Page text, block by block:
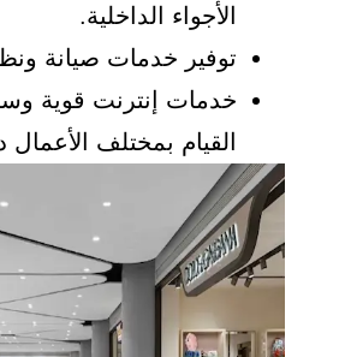
الأجواء الداخلية.
توفير خدمات صيانة
خدمات إنترنت قوية
القيام بمختلف